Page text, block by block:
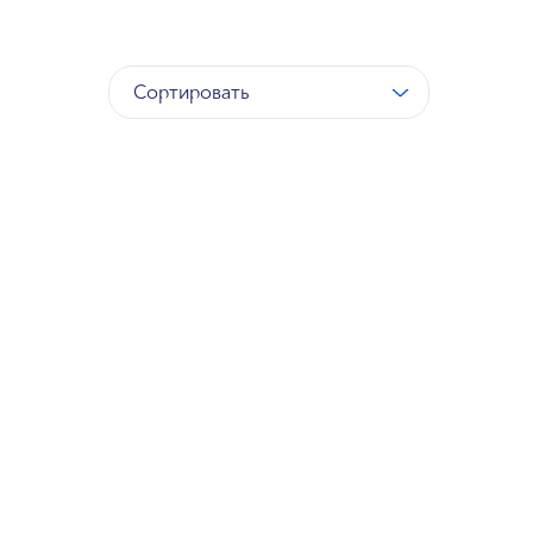
Сортировать